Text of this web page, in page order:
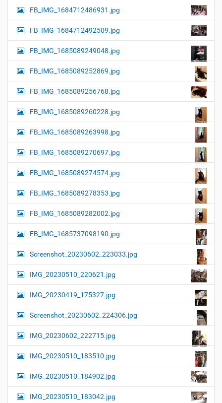
FB_IMG_1684712486931.jpg
FB_IMG_1684712492509.jpg
FB_IMG_1685089249048.jpg
FB_IMG_1685089252869.jpg
FB_IMG_1685089256768.jpg
FB_IMG_1685089260228.jpg
FB_IMG_1685089263998.jpg
FB_IMG_1685089270697.jpg
FB_IMG_1685089274574.jpg
FB_IMG_1685089278353.jpg
FB_IMG_1685089282002.jpg
FB_IMG_1685737098190.jpg
Screenshot_20230602_223033.jpg
IMG_20230510_220621.jpg
IMG_20230419_175327.jpg
Screenshot_20230602_224306.jpg
IMG_20230602_222715.jpg
IMG_20230510_183510.jpg
IMG_20230510_184902.jpg
IMG_20230510_183042.jpg